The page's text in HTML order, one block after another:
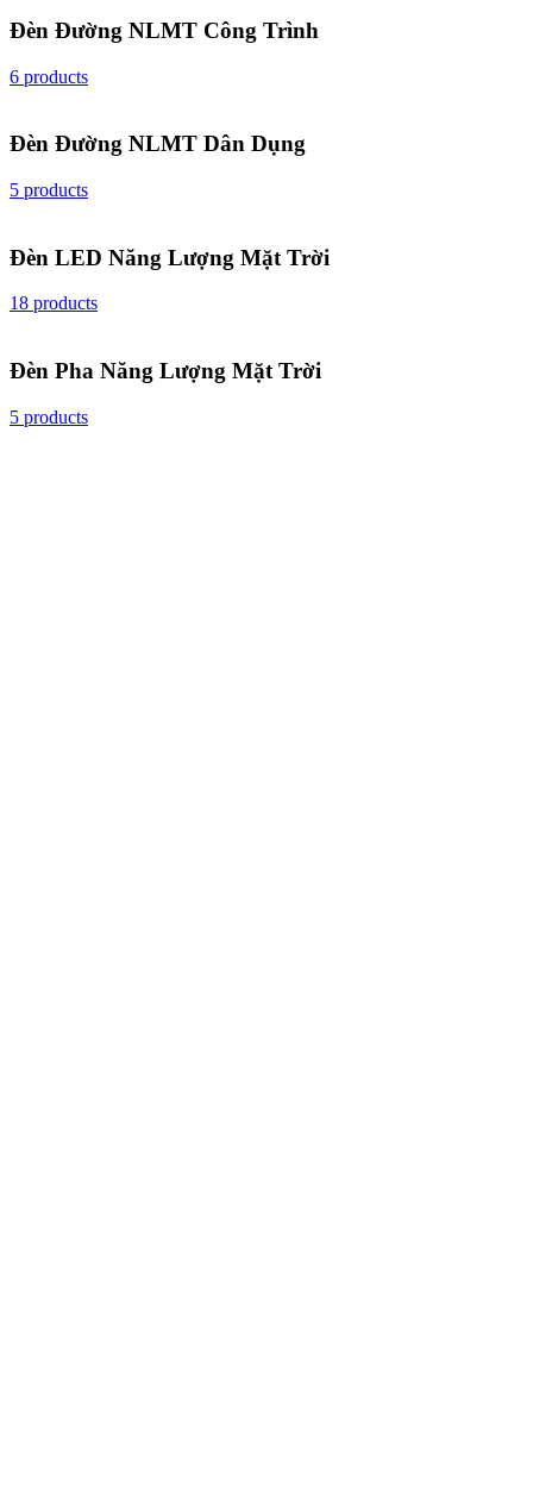
Đèn Đường NLMT Công Trình
6 products
Đèn Đường NLMT Dân Dụng
5 products
Đèn LED Năng Lượng Mặt Trời
18 products
Đèn Pha Năng Lượng Mặt Trời
5 products